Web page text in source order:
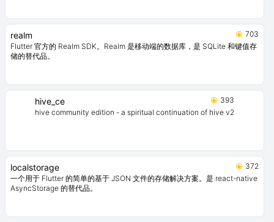
realm
703
Flutter 官方的 Realm SDK。Realm 是移动端的数据库，是 SQLite 和键值存
储的替代品。
hive_ce
393
hive community edition - a spiritual continuation of hive v2
localstorage
372
一个用于 Flutter 的简单的基于 JSON 文件的存储解决方案。是 react-native
AsyncStorage 的替代品。